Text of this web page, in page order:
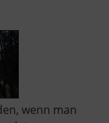
wenn man